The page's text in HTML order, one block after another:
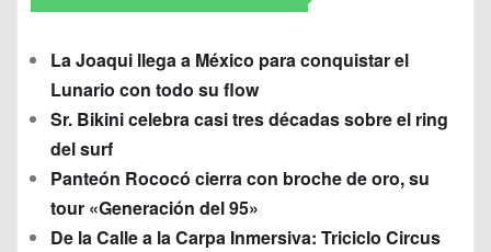
La Joaqui llega a México para conquistar el
Lunario con todo su flow
Sr. Bikini celebra casi tres décadas sobre el ring
del surf
Panteón Rococó cierra con broche de oro, su
tour «Generación del 95»
De la Calle a la Carpa Inmersiva: Triciclo Circus